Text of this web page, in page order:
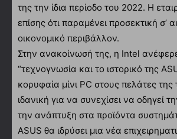
της την ίδια περίοδο του 2022. Η
επίσης ότι παραμένει προσεκτική σ’
οικονομικό περιβάλλον.
Στην ανακοίνωσή της, η Intel
“τεχνογνωσία και το ιστορικό της
κορυφαία μίνι PC στους πελάτες της
ιδανική για να συνεχίσει να οδηγεί
την ανάπτυξη στα προϊόντα
ASUS θα ιδρύσει μια νέα